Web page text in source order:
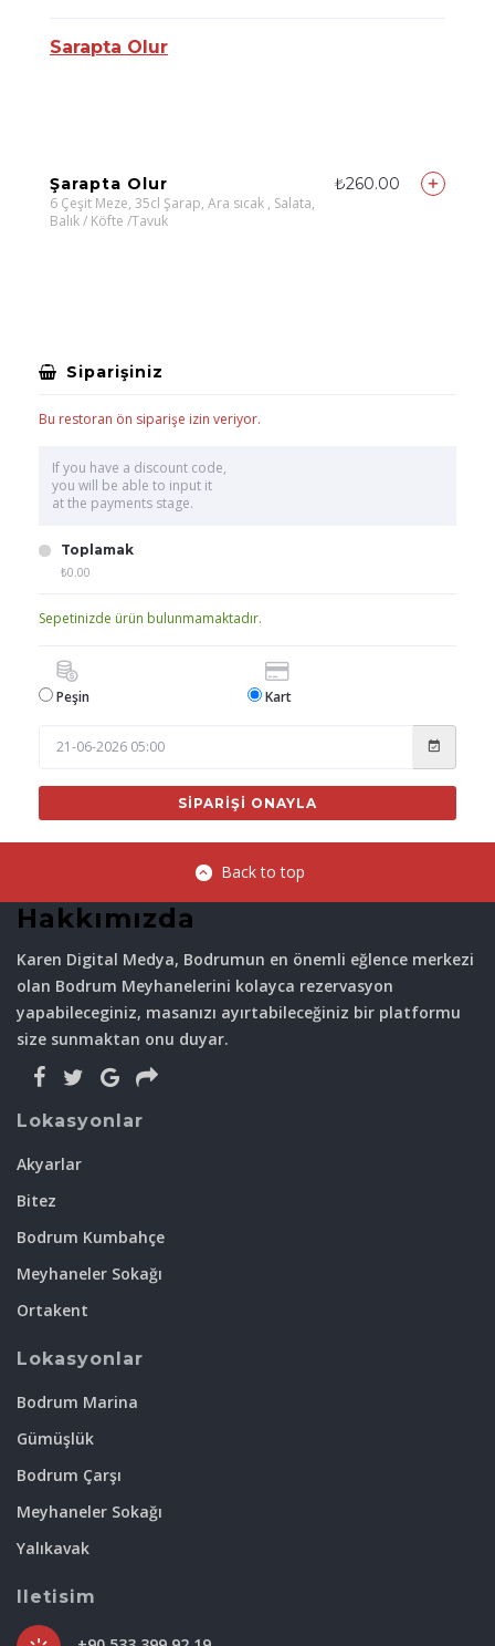
Sarapta Olur
Şarapta Olur
6 Çeşit Meze, 35cl Şarap, Ara sıcak , Salata,
Balık / Köfte /Tavuk
₺260.00
Siparişiniz
Bu restoran ön siparişe izin veriyor.
If you have a discount code,
you will be able to input it
at the payments stage.
Toplamak
₺0.00
Sepetinizde ürün bulunmamaktadır.
Peşin Kart
SIPARIŞI ONAYLA
Back to top
Hakkımızda
Karen Digital Medya, Bodrumun en önemli eğlence merkezi
olan Bodrum Meyhanelerini kolayca rezervasyon
yapabileceginiz, masanızı ayırtabileceğiniz bir platformu
size sunmaktan onu duyar.
Lokasyonlar
Akyarlar
Bitez
Bodrum Kumbahçe
Meyhaneler Sokağı
Ortakent
Lokasyonlar
Bodrum Marina
Gümüşlük
Bodrum Çarşı
Meyhaneler Sokağı
Yalıkavak
Iletisim